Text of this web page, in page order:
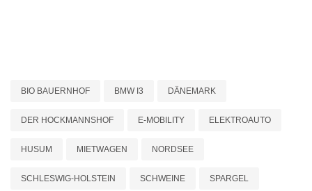
BIO BAUERNHOF BMW I3 DÄNEMARK
DER HOCKMANNSHOF E-MOBILITY ELEKTROAUTO
HUSUM MIETWAGEN NORDSEE
SCHLESWIG-HOLSTEIN SCHWEINE SPARGEL